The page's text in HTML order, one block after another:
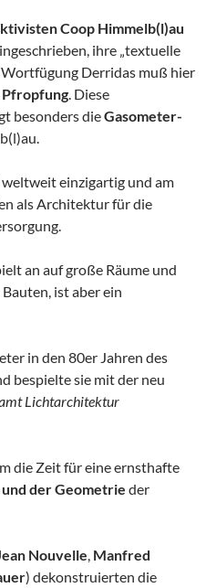
Coop Himmelb(l)au
ihre „textuelle
Derridas muß hier
Pfropfung. Diese
besonders dieGasometer-
einzigartig und am
als Architektur für die
an auf große Räume und
ist aber ein
in den 80er Jahren des
bespielte sie mit der neu
Lichtarchitektur
die Zeit für eine ernsthafte
der Geometrie der
Nouvelle, Manfred
) dekonstruierten die